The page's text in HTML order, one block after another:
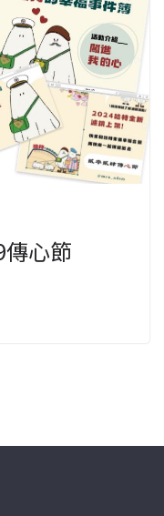
心節